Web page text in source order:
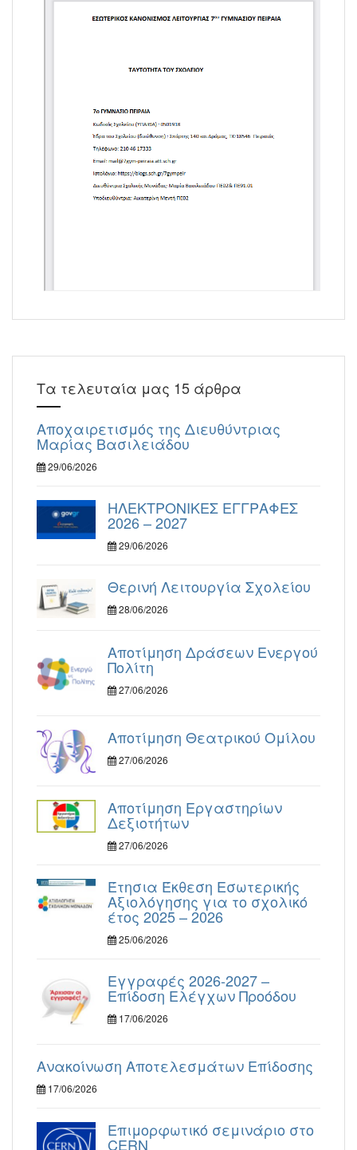
Τα τελευταία μας 15 άρθρα
Αποχαιρετισμός της Διευθύντριας
Μαρίας Βασιλειάδου
29/06/2026
ΗΛΕΚΤΡΟΝΙΚΕΣ ΕΓΓΡΑΦΕΣ
2026 – 2027
29/06/2026
Θερινή Λειτουργία Σχολείου
28/06/2026
Αποτίμηση Δράσεων Ενεργού
Πολίτη
27/06/2026
Αποτίμηση Θεατρικού Ομίλου
27/06/2026
Αποτίμηση Εργαστηρίων
Δεξιοτήτων
27/06/2026
Έτησια Έκθεση Εσωτερικής
Αξιολόγησης για το σχολικό
έτος 2025 – 2026
25/06/2026
Εγγραφές 2026-2027 –
Επίδοση Ελέγχων Προόδου
17/06/2026
Ανακοίνωση Αποτελεσμάτων Επίδοσης
17/06/2026
Επιμορφωτικό σεμινάριο στο
CERN